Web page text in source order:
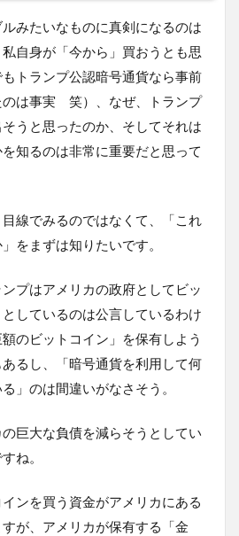
みたいなものに真剣になるのは
自身が「今から」買おうとも思
トランプ公認暗号通貨なら事前
のは事実 笑）、なぜ、トランプ
うと思ったのか、そしてそれは
知るのは非常に重要だと思って
線でみるのではなくて、「これ
をまずは知りたいです。
プはアメリカの政府としてビッ
しているのは公言しているわけ
のビットコイン」を保有しよう
るし、「暗号通貨を利用して何
」のは間違いがなさそう。
巨大な負債を減らそうとしてい
ね。
ンを買う資金がアメリカにある
が、アメリカが保有する「金